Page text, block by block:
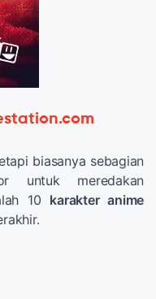
biasanya sebagian
untuk meredakan
10 karakter anime